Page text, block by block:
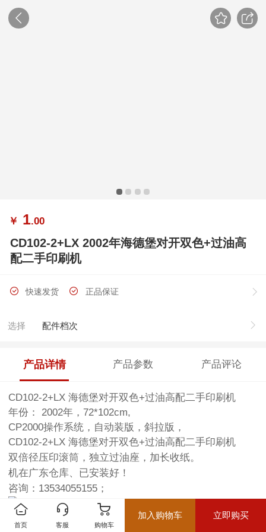
￥ 1.00
CD102-2+LX 2002年海德堡对开双色+过油高
配二手印刷机
快速发货 正品保证
选择 配件档次
产品详情 产品参数 产品评论
CD102-2+LX 海德堡对开双色+过油高配二手印刷机
年份： 2002年， 72*102cm,
CP2000操作系统，自动装版，斜拉版，
CD102-2+LX 海德堡对开双色+过油高配二手印刷机
双倍径压印滚筒，独立过油座，加长收纸。
机在广东仓库、已安装好！
咨询：13534055155；
首页 客服 购物车
加入购物车 立即购买